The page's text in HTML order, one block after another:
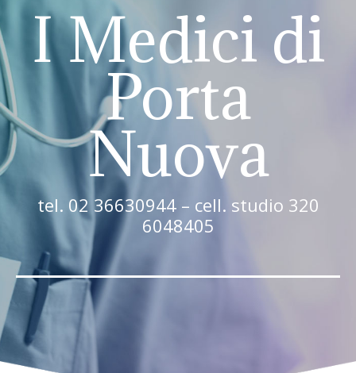
I Medici di
Porta
Nuova
tel. 02 36630944 – cell. studio 320
6048405